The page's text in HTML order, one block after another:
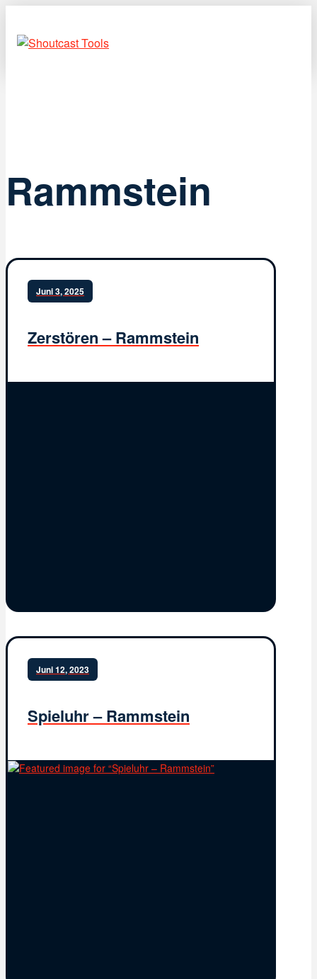
Rammstein
Juni 3, 2025
Zerstören – Rammstein
Juni 12, 2023
Spieluhr – Rammstein